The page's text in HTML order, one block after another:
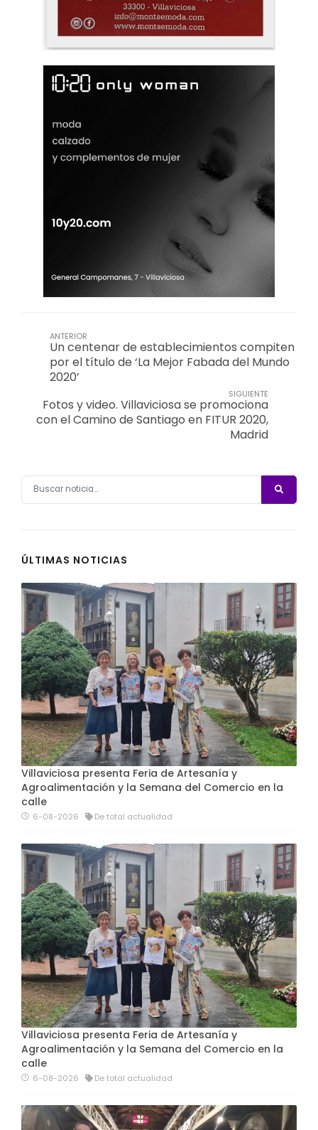
ANTERIOR
Un centenar de establecimientos compiten
por el título de ‘La Mejor Fabada del Mundo
2020’
SIGUIENTE
Fotos y video. Villaviciosa se promociona
con el Camino de Santiago en FITUR 2020,
Madrid
ÚLTIMAS NOTICIAS
Villaviciosa presenta Feria de Artesanía y
Agroalimentación y la Semana del Comercio en la
calle
6-08-2026 De total actualidad
Villaviciosa presenta Feria de Artesanía y
Agroalimentación y la Semana del Comercio en la
calle
6-08-2026 De total actualidad